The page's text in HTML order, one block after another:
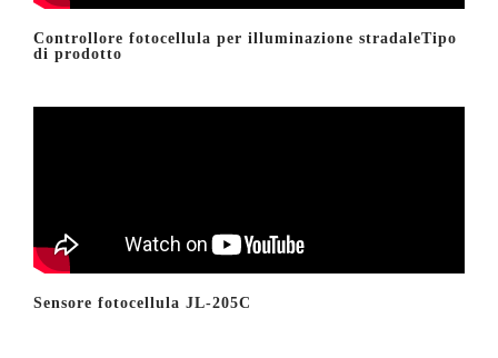
Controllore fotocellula per illuminazione stradaleTipo
di prodotto
Sensore fotocellula JL-205C